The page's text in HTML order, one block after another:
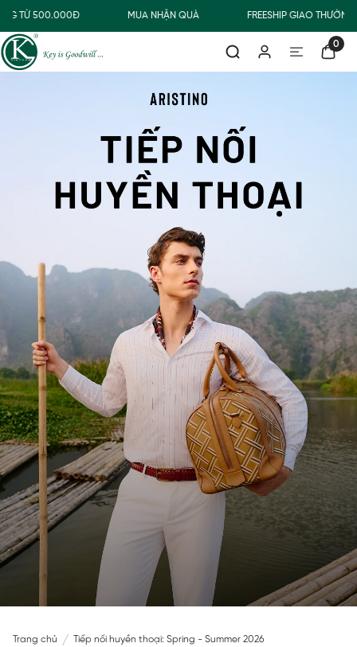
TỪ 500.000Đ MUA NHẬN QUÀ FREESHIP GIAO THƯỜNG
0
Trang chủ Tiếp nối huyền thoại: Spring - Summer 2026